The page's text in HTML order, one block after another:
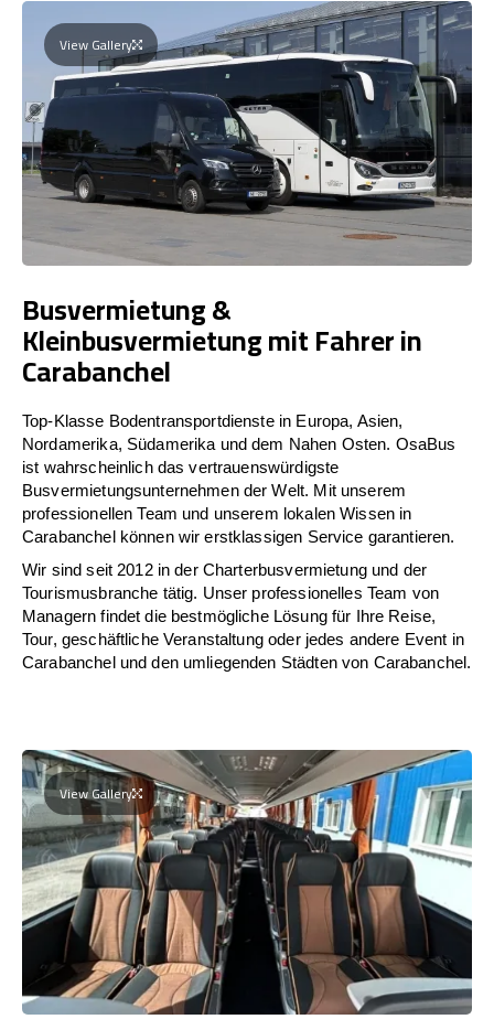
View Gallery
Busvermietung &
Kleinbusvermietung mit Fahrer in
Carabanchel
Top-Klasse Bodentransportdienste in Europa, Asien,
Nordamerika, Südamerika und dem Nahen Osten. OsaBus
ist wahrscheinlich das vertrauenswürdigste
Busvermietungsunternehmen der Welt. Mit unserem
professionellen Team und unserem lokalen Wissen in
Carabanchel können wir erstklassigen Service garantieren.
Wir sind seit 2012 in der Charterbusvermietung und der
Tourismusbranche tätig. Unser professionelles Team von
Managern findet die bestmögliche Lösung für Ihre Reise,
Tour, geschäftliche Veranstaltung oder jedes andere Event in
Carabanchel und den umliegenden Städten von Carabanchel.
View Gallery